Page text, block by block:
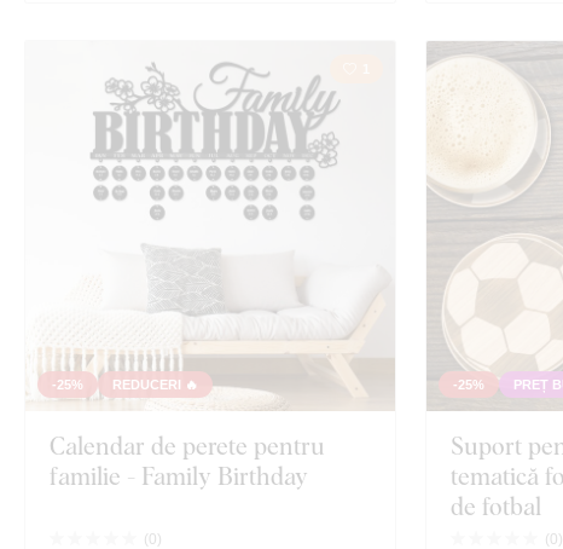
-25% REDUCERI 🔥
Calendar de perete pentru
familie - Family Birthday
( 0)
-25% PREȚ
Suport
tematică
de fotbal
( 0)